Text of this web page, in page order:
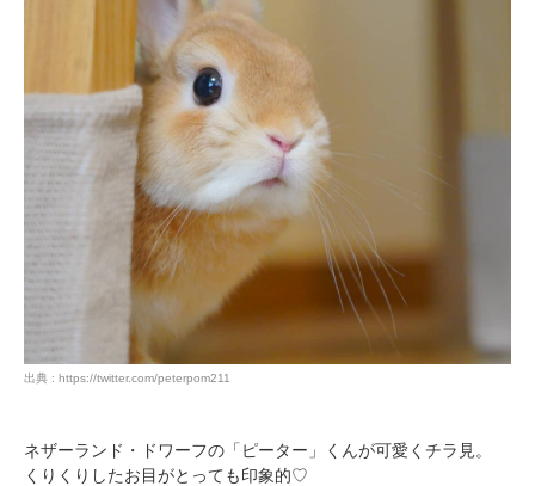
出典 : https://twitter.com/peterpom211
ネザーランド・ドワーフの「ピーター」くんが可愛くチラ見。
くりくりしたお目がとっても印象的♡
pecodogs
いぬ部をフォロー
pecocats
ねこ部をフォロー
PECOアプリをダウンロード済みの方
アプリで開く
アプリをダウンロードする